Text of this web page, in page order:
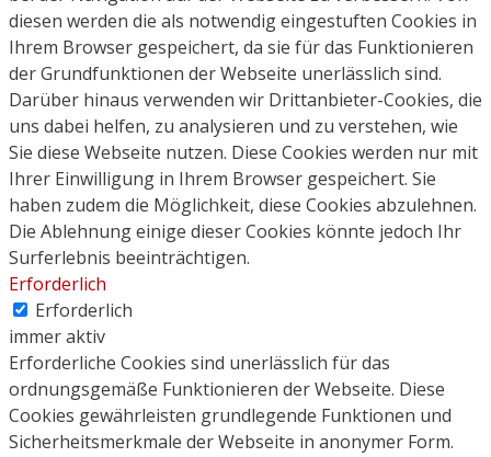
diesen werden die als notwendig eingestuften Cookies in
Ihrem Browser gespeichert, da sie für das Funktionieren
der Grundfunktionen der Webseite unerlässlich sind.
Darüber hinaus verwenden wir Drittanbieter-Cookies, die
uns dabei helfen, zu analysieren und zu verstehen, wie
Sie diese Webseite nutzen. Diese Cookies werden nur mit
Ihrer Einwilligung in Ihrem Browser gespeichert. Sie
haben zudem die Möglichkeit, diese Cookies abzulehnen.
Die Ablehnung einige dieser Cookies könnte jedoch Ihr
Surferlebnis beeinträchtigen.
Erforderlich
Erforderlich
immer aktiv
Erforderliche Cookies sind unerlässlich für das
ordnungsgemäße Funktionieren der Webseite. Diese
Cookies gewährleisten grundlegende Funktionen und
Sicherheitsmerkmale der Webseite in anonymer Form.